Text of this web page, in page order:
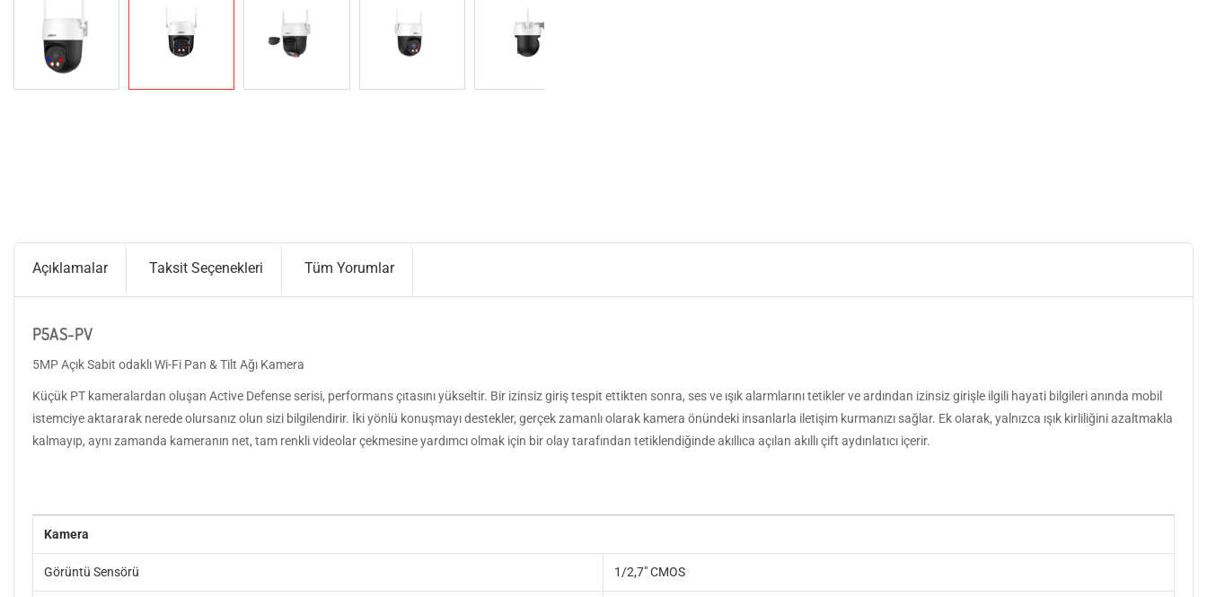
Açıklamalar Taksit Seçenekleri Tüm Yorumlar
P5AS-PV
5MP Açık Sabit odaklı Wi-Fi Pan & Tilt Ağı Kamera
Küçük PT kameralardan oluşan Active Defense serisi, performans çıtasını yükseltir. Bir izinsiz giriş tespit ettikten sonra, ses ve ışık alarmlarını tetikler ve ardından izinsiz girişle ilgili hayati bilgileri anında mobil
istemciye aktararak nerede olursanız olun sizi bilgilendirir. İki yönlü konuşmayı destekler, gerçek zamanlı olarak kamera önündeki insanlarla iletişim kurmanızı sağlar. Ek olarak, yalnızca ışık kirliliğini azaltmakla
kalmayıp, aynı zamanda kameranın net, tam renkli videolar çekmesine yardımcı olmak için bir olay tarafından tetiklendiğinde akıllıca açılan akıllı çift aydınlatıcı içerir.
Kamera
Görüntü Sensörü 1/2,7" CMOS